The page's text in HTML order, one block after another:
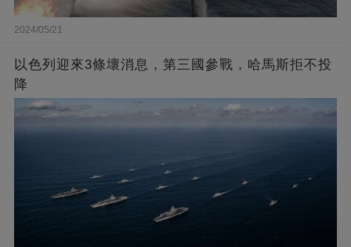
2024/05/21
以色列迎來3條壞消息，第三國參戰，哈馬斯拒不投
降